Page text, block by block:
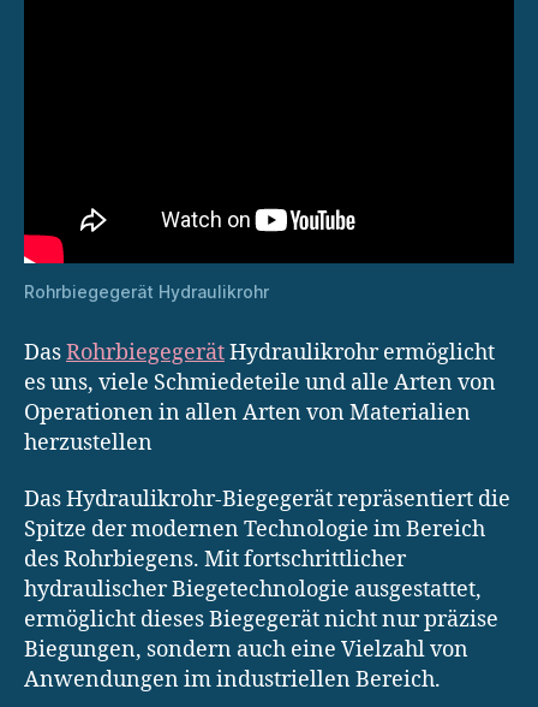
Rohrbiegegerät Hydraulikrohr
DasRohrbiegegerätHydraulikrohr ermöglicht
es uns, viele Schmiedeteile und alle Arten von
Operationen in allen Arten von Materialien
herzustellen
Das Hydraulikrohr-Biegegerät repräsentiert die
Spitze der modernen Technologie im Bereich
des Rohrbiegens. Mit fortschrittlicher
hydraulischer Biegetechnologie ausgestattet,
ermöglicht dieses Biegegerät nicht nur präzise
Biegungen, sondern auch eine Vielzahl von
Anwendungen im industriellen Bereich.